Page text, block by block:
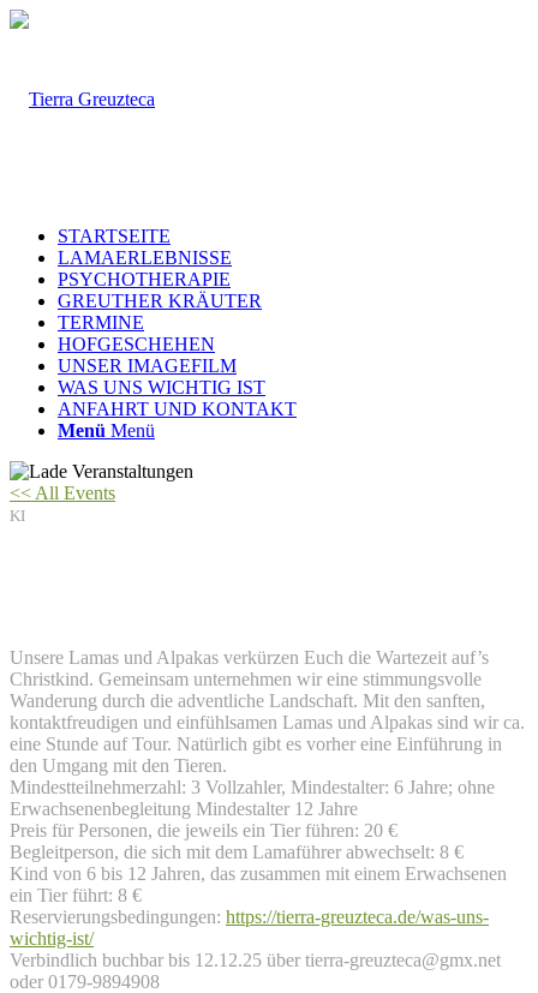
STARTSEITE
LAMAERLEBNISSE
PSYCHOTHERAPIE
GREUTHER KRÄUTER
TERMINE
HOFGESCHEHEN
UNSER IMAGEFILM
WAS UNS WICHTIG IST
ANFAHRT UND KONTAKT
Menü Menü
<< All Events
KI
Unsere Lamas und Alpakas verkürzen Euch die Wartezeit auf’s
Christkind. Gemeinsam unternehmen wir eine stimmungsvolle
Wanderung durch die adventliche Landschaft. Mit den sanften,
kontaktfreudigen und einfühlsamen Lamas und Alpakas sind wir ca.
eine Stunde auf Tour. Natürlich gibt es vorher eine Einführung in
den Umgang mit den Tieren.
Mindestteilnehmerzahl: 3 Vollzahler, Mindestalter: 6 Jahre; ohne
Erwachsenenbegleitung Mindestalter 12 Jahre
Preis für Personen, die jeweils ein Tier führen: 20 €
Begleitperson, die sich mit dem Lamaführer abwechselt: 8 €
Kind von 6 bis 12 Jahren, das zusammen mit einem Erwachsenen
ein Tier führt: 8 €
Reservierungsbedingungen: https://tierra-greuzteca.de/was-uns-
wichtig-ist/
Verbindlich buchbar bis 12.12.25 über tierra-greuzteca@gmx.net
oder 0179-9894908